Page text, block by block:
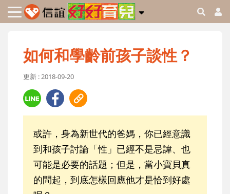
如何和學齡前孩子談性？
更新 : 2018-09-20
或許，身為新世代的爸媽，你已經意識
到和孩子討論「性」已經不是忌諱、也
可能是必要的話題；但是，當小寶貝真
的問起，到底怎樣回應他才是恰到好處